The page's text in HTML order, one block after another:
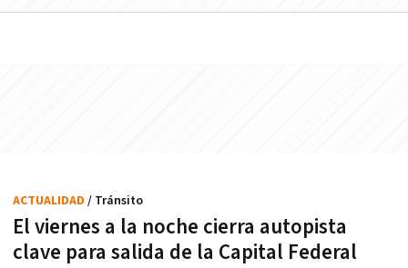
El viernes a la noche cierra autopista
clave para salida de la Capital Federal
ACTUALIDAD / Tránsito